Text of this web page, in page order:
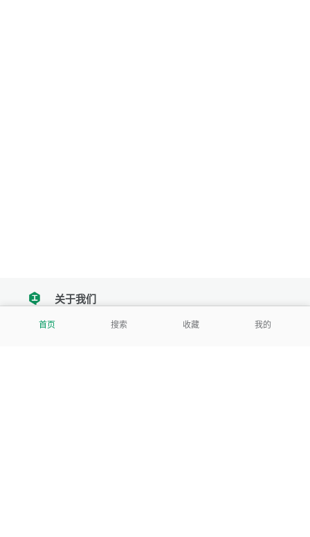
首页 搜索 收藏 我的
tencent关于我们
我们努力把每一个工具做成批量处理的产品